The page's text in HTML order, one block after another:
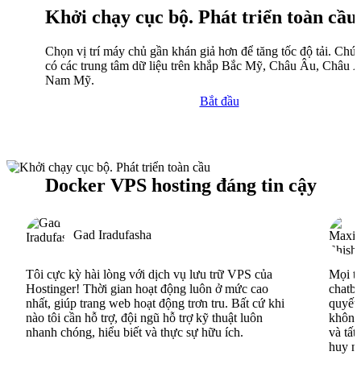
Khởi chạy cục bộ. Phát triển toàn cầu
Chọn vị trí máy chủ gần khán giả hơn để tăng tốc độ tải.
có các trung tâm dữ liệu trên khắp Bắc Mỹ, Châu Âu, Châu
Nam Mỹ.
Bắt đầu
Docker VPS hosting đáng tin cậy
Gad Iradufasha
Tôi cực kỳ hài lòng với dịch vụ lưu trữ VPS của
Hostinger! Thời gian hoạt động luôn ở mức cao
nhất, giúp trang web hoạt động trơn tru. Bất cứ khi
nào tôi cần hỗ trợ, đội ngũ hỗ trợ kỹ thuật luôn
nhanh chóng, hiểu biết và thực sự hữu ích.
Mọi
quyết
và tất
huy